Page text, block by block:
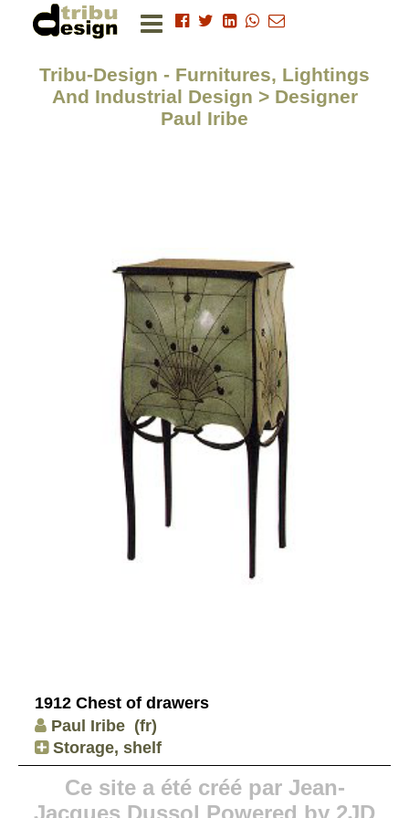
Tribu-Design - Furnitures, Lightings
And Industrial Design > Designer
Paul Iribe
1912 Chest of drawers
Paul Iribe (fr)
Storage, shelf
Ce site a été créé par Jean-